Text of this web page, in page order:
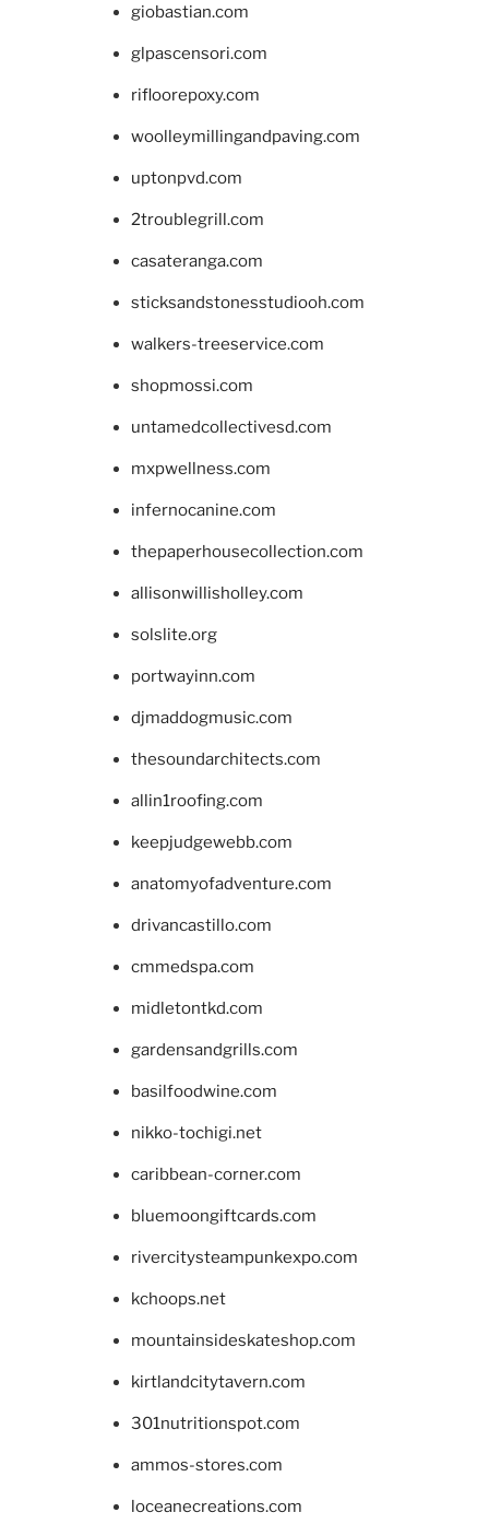
giobastian.com
glpascensori.com
rifloorepoxy.com
woolleymillingandpaving.com
uptonpvd.com
2troublegrill.com
casateranga.com
sticksandstonesstudiooh.com
walkers-treeservice.com
shopmossi.com
untamedcollectivesd.com
mxpwellness.com
infernocanine.com
thepaperhousecollection.com
allisonwillisholley.com
solslite.org
portwayinn.com
djmaddogmusic.com
thesoundarchitects.com
allin1roofing.com
keepjudgewebb.com
anatomyofadventure.com
drivancastillo.com
cmmedspa.com
midletontkd.com
gardensandgrills.com
basilfoodwine.com
nikko-tochigi.net
caribbean-corner.com
bluemoongiftcards.com
rivercitysteampunkexpo.com
kchoops.net
mountainsideskateshop.com
kirtlandcitytavern.com
301nutritionspot.com
ammos-stores.com
loceanecreations.com